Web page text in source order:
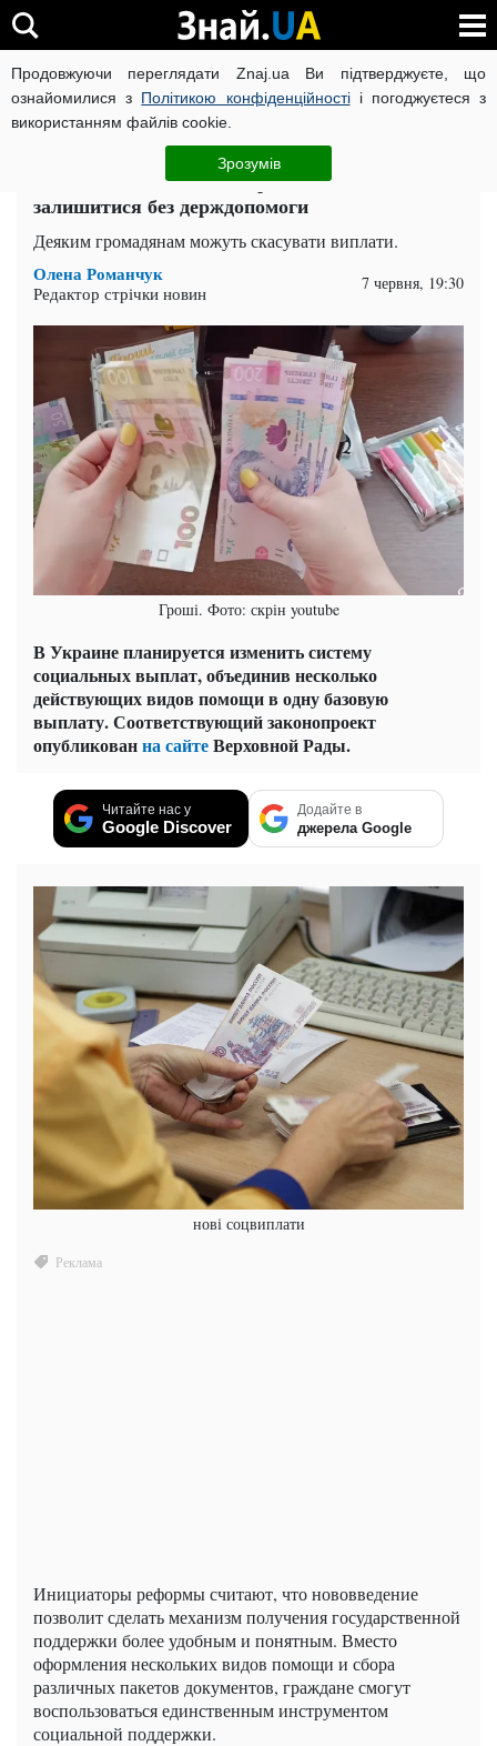
Продовжуючи переглядати Znaj.ua Ви підтверджуєте, що
ознайомилися з Політикою конфіденційностіі погоджуєтеся з
використанням файлів cookie.
Зрозумів
ВІЙНА РОСІЇ ПРОТИ УКРАЇНИ КОРОНАВІРУС В УКРАЇНІ
ЧИТАТЬ НА РУССКОМ
Кількість соцвиплат скоротили: хто може
залишитися без держдопомоги
Деяким громадянам можуть скасувати виплати.
Олена Романчук
Редактор стрічки новин 7 червня, 19:30
Гроші. Фото: скрін youtube
В Украине планируется изменить систему
социальных выплат, объединив несколько
действующих видов помощи в одну базовую
выплату. Соответствующий законопроект
опубликованна сайтеВерховной Рады.
Читайте нас у
Google Discover
Додайте в
джерела Google
нові соцвиплати
Инициаторы реформы считают, что нововведение
позволит сделать механизм получения государственной
поддержки более удобным и понятным. Вместо
оформления нескольких видов помощи и сбора
различных пакетов документов, граждане смогут
воспользоваться единственным инструментом
социальной поддержки.